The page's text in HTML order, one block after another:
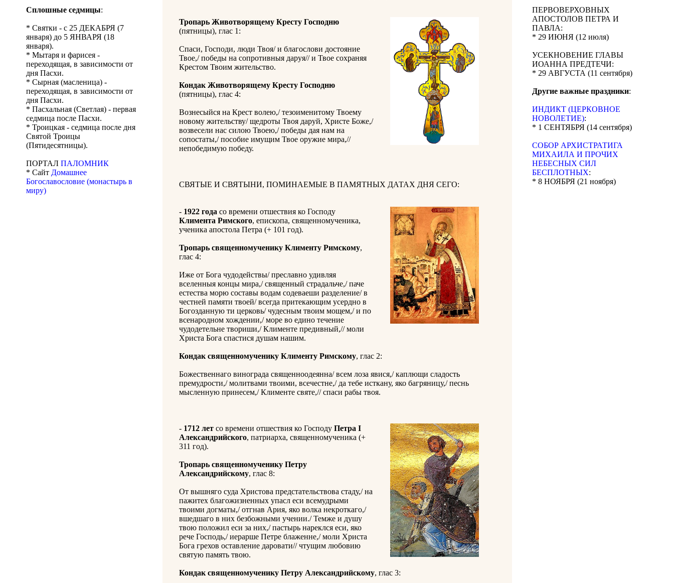
Сплошные седмицы:
* Святки - с 25 ДЕКАБРЯ (7
января) до 5 ЯНВАРЯ (18
января).
* Мытаря и фарисея -
переходящая, в зависимости от
дня Пасхи.
* Сырная (масленица) -
переходящая, в зависимости от
дня Пасхи.
* Пасхальная (Светлая) - первая
седмица после Пасхи.
* Троицкая - седмица после дня
Святой Троицы
(Пятидесятницы).
ПОРТАЛ ПАЛОМНИК
* Сайт Домашнее
Богославословие (монастырь в
миру)
Тропарь Животворящему Кресту Господню
(пятницы), глас 1:
Спаси, Господи, люди Твоя/ и благослови достояние
Твое,/ победы на сопротивныя даруя// и Твое сохраняя
Крестом Твоим жительство.
Кондак Животворящему Кресту Господню
(пятницы), глас 4:
Вознесыйся на Крест волею,/ тезоименитому Твоему
новому жительству/ щедроты Твоя даруй, Христе Боже,/
возвесели нас силою Твоею,/ победы дая нам на
сопостаты,/ пособие имущим Твое оружие мира,//
непобедимую победу.
СВЯТЫЕ И СВЯТЫНИ, ПОМИНАЕМЫЕ В ПАМЯТНЫХ ДАТАХ ДНЯ СЕГО:
- 1922 года со времени отшествия ко Господу
Климента Римского, епископа, священномученика,
ученика апостола Петра (+ 101 год).
Тропарь священномученику Клименту Римскому,
глас 4:
Иже от Бога чудодействы/ преславно удивляя
вселенныя концы мира,/ священный страдальче,/ паче
естества морю составы водам содеваеши разделение/ в
честней памяти твоей/ всегда притекающим усердно в
Богозданную ти церковь/ чудесным твоим мощем,/ и по
всенародном хождении,/ море во едино течение
чудодетельне твориши,/ Клименте предивный,// моли
Христа Бога спастися душам нашим.
Кондак священномученику Клименту Римскому, глас 2:
Божественнаго винограда священноодеянна/ всем лоза явися,/ каплющи сладость
премудрости,/ молитвами твоими, всечестне,/ да тебе исткану, яко багряницу,/ песнь
мысленную принесем,/ Клименте святе,// спаси рабы твоя.
- 1712 лет со времени отшествия ко Господу Петра I
Александрийского, патриарха, священномученика (+
311 год).
Тропарь священномученику Петру
Александрийскому, глас 8:
От вышняго суда Христова предстательствова стаду,/ на
пажитех благожизненных упасл еси всемудрыми
твоими догматы,/ отгнав Ария, яко волка некроткаго,/
вшедшаго в них безбожными учении./ Темже и душу
твою положил еси за них,/ пастырь нареклся еси, яко
рече Господь,/ иерарше Петре блаженне,/ моли Христа
Бога грехов оставление даровати// чтущим любовию
святую память твою.
Кондак священномученику Петру Александрийскому, глас 3:
ПЕРВОВЕРХОВНЫХ
АПОСТОЛОВ ПЕТРА И
ПАВЛА:
* 29 ИЮНЯ (12 июля)
УСЕКНОВЕНИЕ ГЛАВЫ
ИОАННА ПРЕДТЕЧИ:
* 29 АВГУСТА (11 сентября)
Другие важные праздники:
ИНДИКТ (ЦЕРКОВНОЕ
НОВОЛЕТИЕ):
* 1 СЕНТЯБРЯ (14 сентября)
CОБОР АРХИСТРАТИГА
МИХАИЛА И ПРОЧИХ
НЕБЕСНЫХ СИЛ
БЕСПЛОТНЫХ:
* 8 НОЯБРЯ (21 ноября)